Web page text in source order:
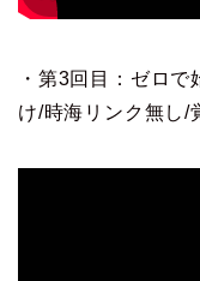
・第3回目：ゼロ
け/時海リンク無し/